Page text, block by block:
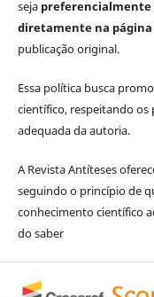
seja preferencialmente
diretamente na página
publicação original.
Essa política busca
científico, respeitando os
adequada da autoria.
A Revista Antíteses
seguindo o princípio de
conhecimento científico
do saber